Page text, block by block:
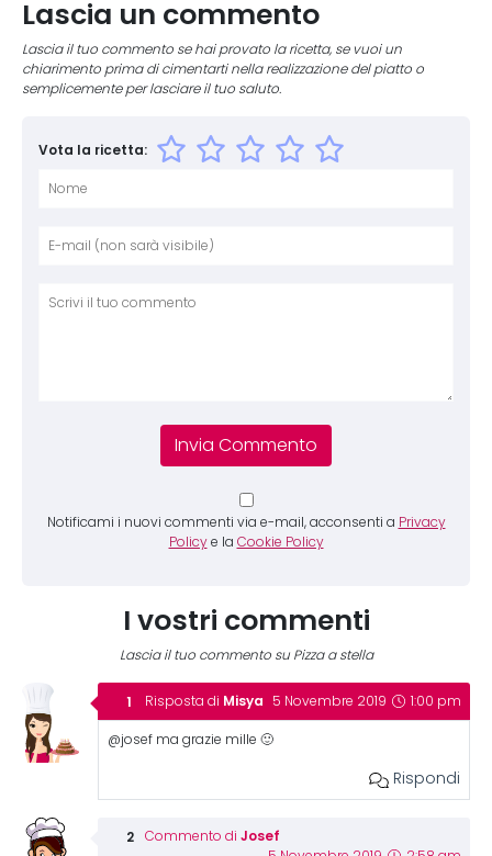
Lascia un commento
Lascia il tuo commento se hai provato la ricetta, se vuoi un
chiarimento prima di cimentarti nella realizzazione del piatto o
semplicemente per lasciare il tuo saluto.
Vota la ricetta:
Notificami i nuovi commenti via e-mail, acconsenti a Privacy
Policy e la Cookie Policy
I vostri commenti
Lascia il tuo commento su Pizza a stella
Risposta di Misya 5 Novembre 2019 1:00 pm
@josef ma grazie mille 🙂
Rispondi
Commento di Josef